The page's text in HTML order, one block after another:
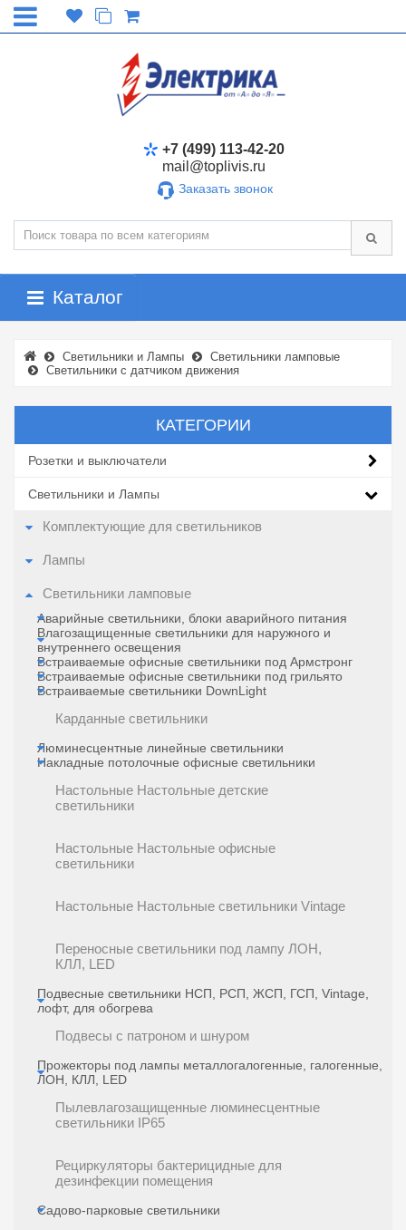
+7 (499) 113-42-20
mail@toplivis.ru
Заказать звонок
Каталог
Светильники и Лампы
Светильники ламповые
Светильники с датчиком движения
КАТЕГОРИИ
Розетки и выключатели
Светильники и Лампы
Комплектующие для светильников
Лампы
Светильники ламповые
Аварийные светильники, блоки аварийного питания
Влагозащищенные светильники для наружного и
внутреннего освещения
Встраиваемые офисные светильники под Армстронг
Встраиваемые офисные светильники под грильято
Встраиваемые светильники DownLight
Карданные светильники
Люминесцентные линейные светильники
Накладные потолочные офисные светильники
Настольные Настольные детские
светильники
Настольные Настольные офисные
светильники
Настольные Настольные светильники Vintage
Переносные светильники под лампу ЛОН,
КЛЛ, LED
Подвесные светильники НСП, РСП, ЖСП, ГСП, Vintage,
лофт, для обогрева
Подвесы с патроном и шнуром
Прожекторы под лампы металлогалогенные, галогенные,
ЛОН, КЛЛ, LED
Пылевлагозащищенные люминесцентные
светильники IP65
Рециркуляторы бактерицидные для
дезинфекции помещения
Садово-парковые светильники